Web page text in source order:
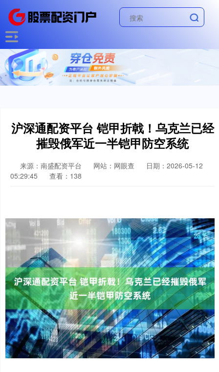
沪深通配资平台 铠甲折戟！乌克兰已经
摧毁俄军近一半铠甲防空系统
来源：南盛配资平台 网站：网眼查
日期：2026-05-12
05:29:45
查看：138